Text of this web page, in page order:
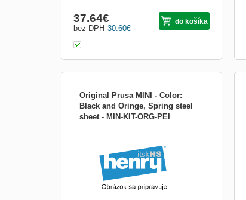
30.60€
bez DPH
37.64€ do košíka
Original Prusa MINI - Color:
Black and Oringe, Spring steel
sheet - MIN-KIT-ORG-PEI